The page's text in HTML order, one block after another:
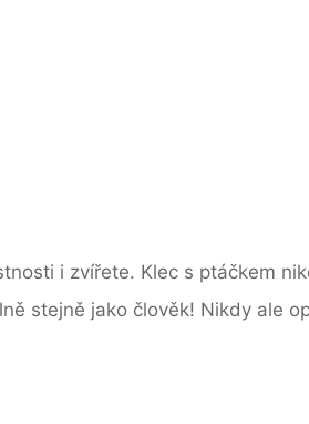
i zvířete. Klec s ptáčkem
stejně jako člověk! Nikdy ale